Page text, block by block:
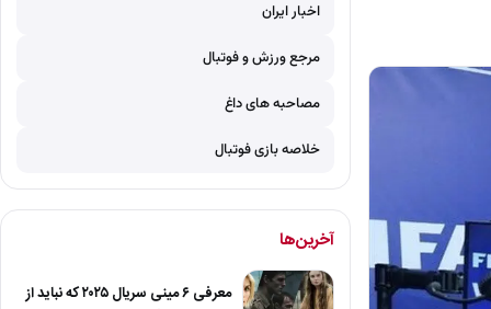
اخبار ایران
مرجع ورزش و فوتبال
مصاحبه های داغ
خلاصه بازی فوتبال
آخرین‌ها
معرفی ۶ مینی سریال ۲۰۲۵ که نباید از